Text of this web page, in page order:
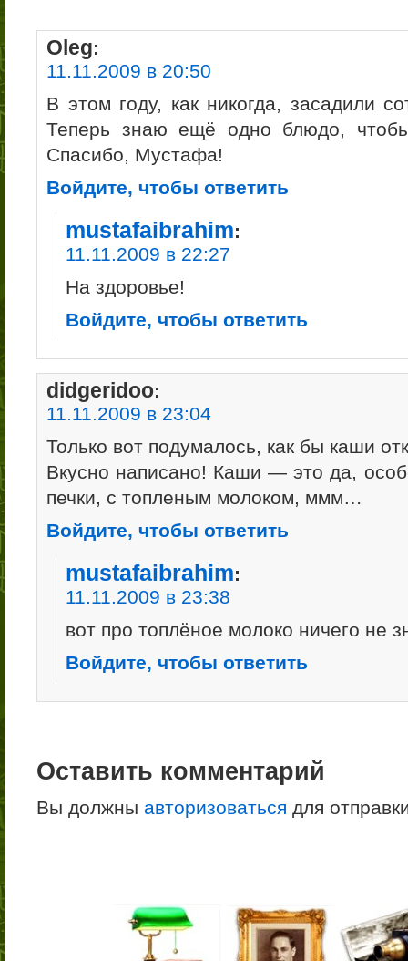
Oleg:
11.11.2009 в 20:50
В этом году, как никогда, засадили
Теперь знаю ещё одно блюдо,
Спасибо, Мустафа!
Войдите, чтобы ответить
mustafaibrahim:
11.11.2009 в 22:27
На здоровье!
Войдите, чтобы ответить
didgeridoo:
11.11.2009 в 23:04
Только вот подумалось, как бы каши
Вкусно написано! Каши — это да,
печки, с топленым молоком, ммм…
Войдите, чтобы ответить
mustafaibrahim:
11.11.2009 в 23:38
вот про топлёное молоко ничего
Войдите, чтобы ответить
Оставить комментарий
Вы должны авторизоваться для